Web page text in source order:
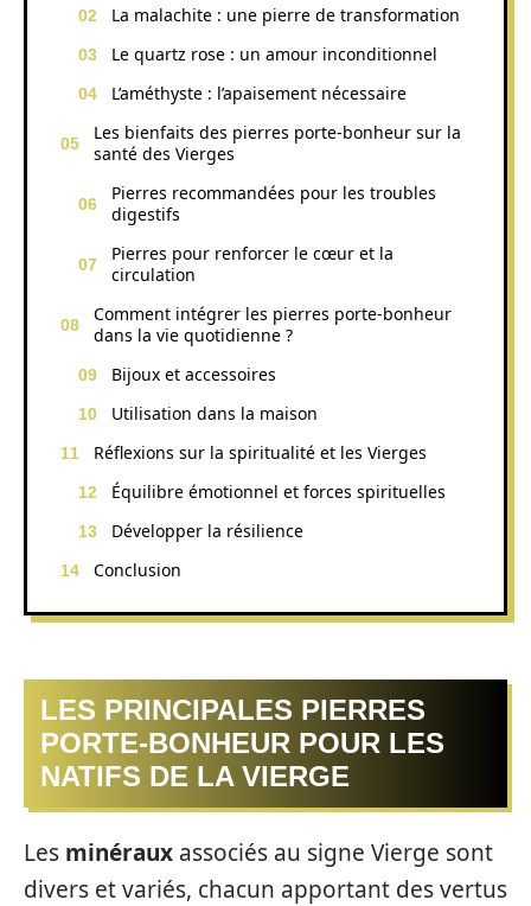
La malachite : une pierre de transformation
Le quartz rose : un amour inconditionnel
L’améthyste : l’apaisement nécessaire
Les bienfaits des pierres porte-bonheur sur la
santé des Vierges
Pierres recommandées pour les troubles
digestifs
Pierres pour renforcer le cœur et la
circulation
Comment intégrer les pierres porte-bonheur
dans la vie quotidienne ?
Bijoux et accessoires
Utilisation dans la maison
Réflexions sur la spiritualité et les Vierges
Équilibre émotionnel et forces spirituelles
Développer la résilience
Conclusion
LES PRINCIPALES PIERRES
PORTE-BONHEUR POUR LES
NATIFS DE LA VIERGE
Les minéraux associés au signe Vierge sont
divers et variés, chacun apportant des vertus